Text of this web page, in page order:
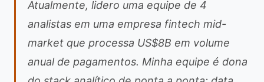
Atualmente, lidero uma equipe de 4
analistas em uma empresa fintech mid-
market que processa US$8B em volume
anual de pagamentos. Minha equipe é dona